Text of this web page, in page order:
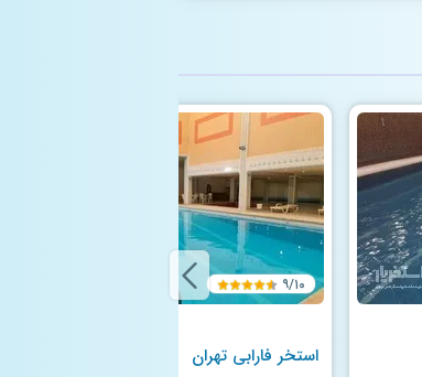
۹/۱۰
استخر فارابی تهران